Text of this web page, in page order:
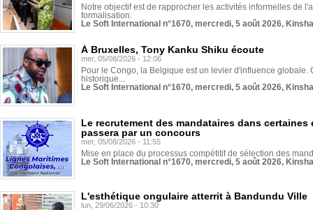
Notre objectif est de rapprocher les activités informelles de
formalisation.
Le Soft International n°1670, mercredi, 5 août 2026,
À Bruxelles, Tony Kanku Shiku écoute
mer, 05/08/2026 - 12:06
Pour le Congo, la Belgique est un levier d'influence globale.
historique...
Le Soft International n°1670, mercredi, 5 août 2026,
Le recrutement des mandataires dans
passera par un concours
mer, 05/08/2026 - 11:55
Mise en place du processus compétitif de sélection des
Le Soft International n°1670, mercredi, 5 août 2026,
L'esthétique ongulaire atterrit à Bandundu Ville
lun, 29/06/2026 - 10:30